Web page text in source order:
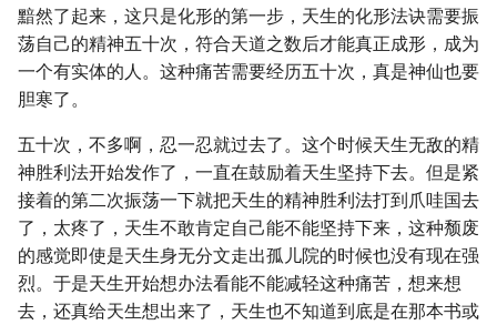
黯然了起来，这只是化形的第一步，天生的化形法诀需要振
荡自己的精神五十次，符合天道之数后才能真正成形，成为
一个有实体的人。这种痛苦需要经历五十次，真是神仙也要
胆寒了。
五十次，不多啊，忍一忍就过去了。这个时候天生无敌的精
神胜利法开始发作了，一直在鼓励着天生坚持下去。但是紧
接着的第二次振荡一下就把天生的精神胜利法打到爪哇国去
了，太疼了，天生不敢肯定自己能不能坚持下来，这种颓废
的感觉即使是天生身无分文走出孤儿院的时候也没有现在强
烈。于是天生开始想办法看能不能减轻这种痛苦，想来想
去，还真给天生想出来了，天生也不知道到底是在那本书或